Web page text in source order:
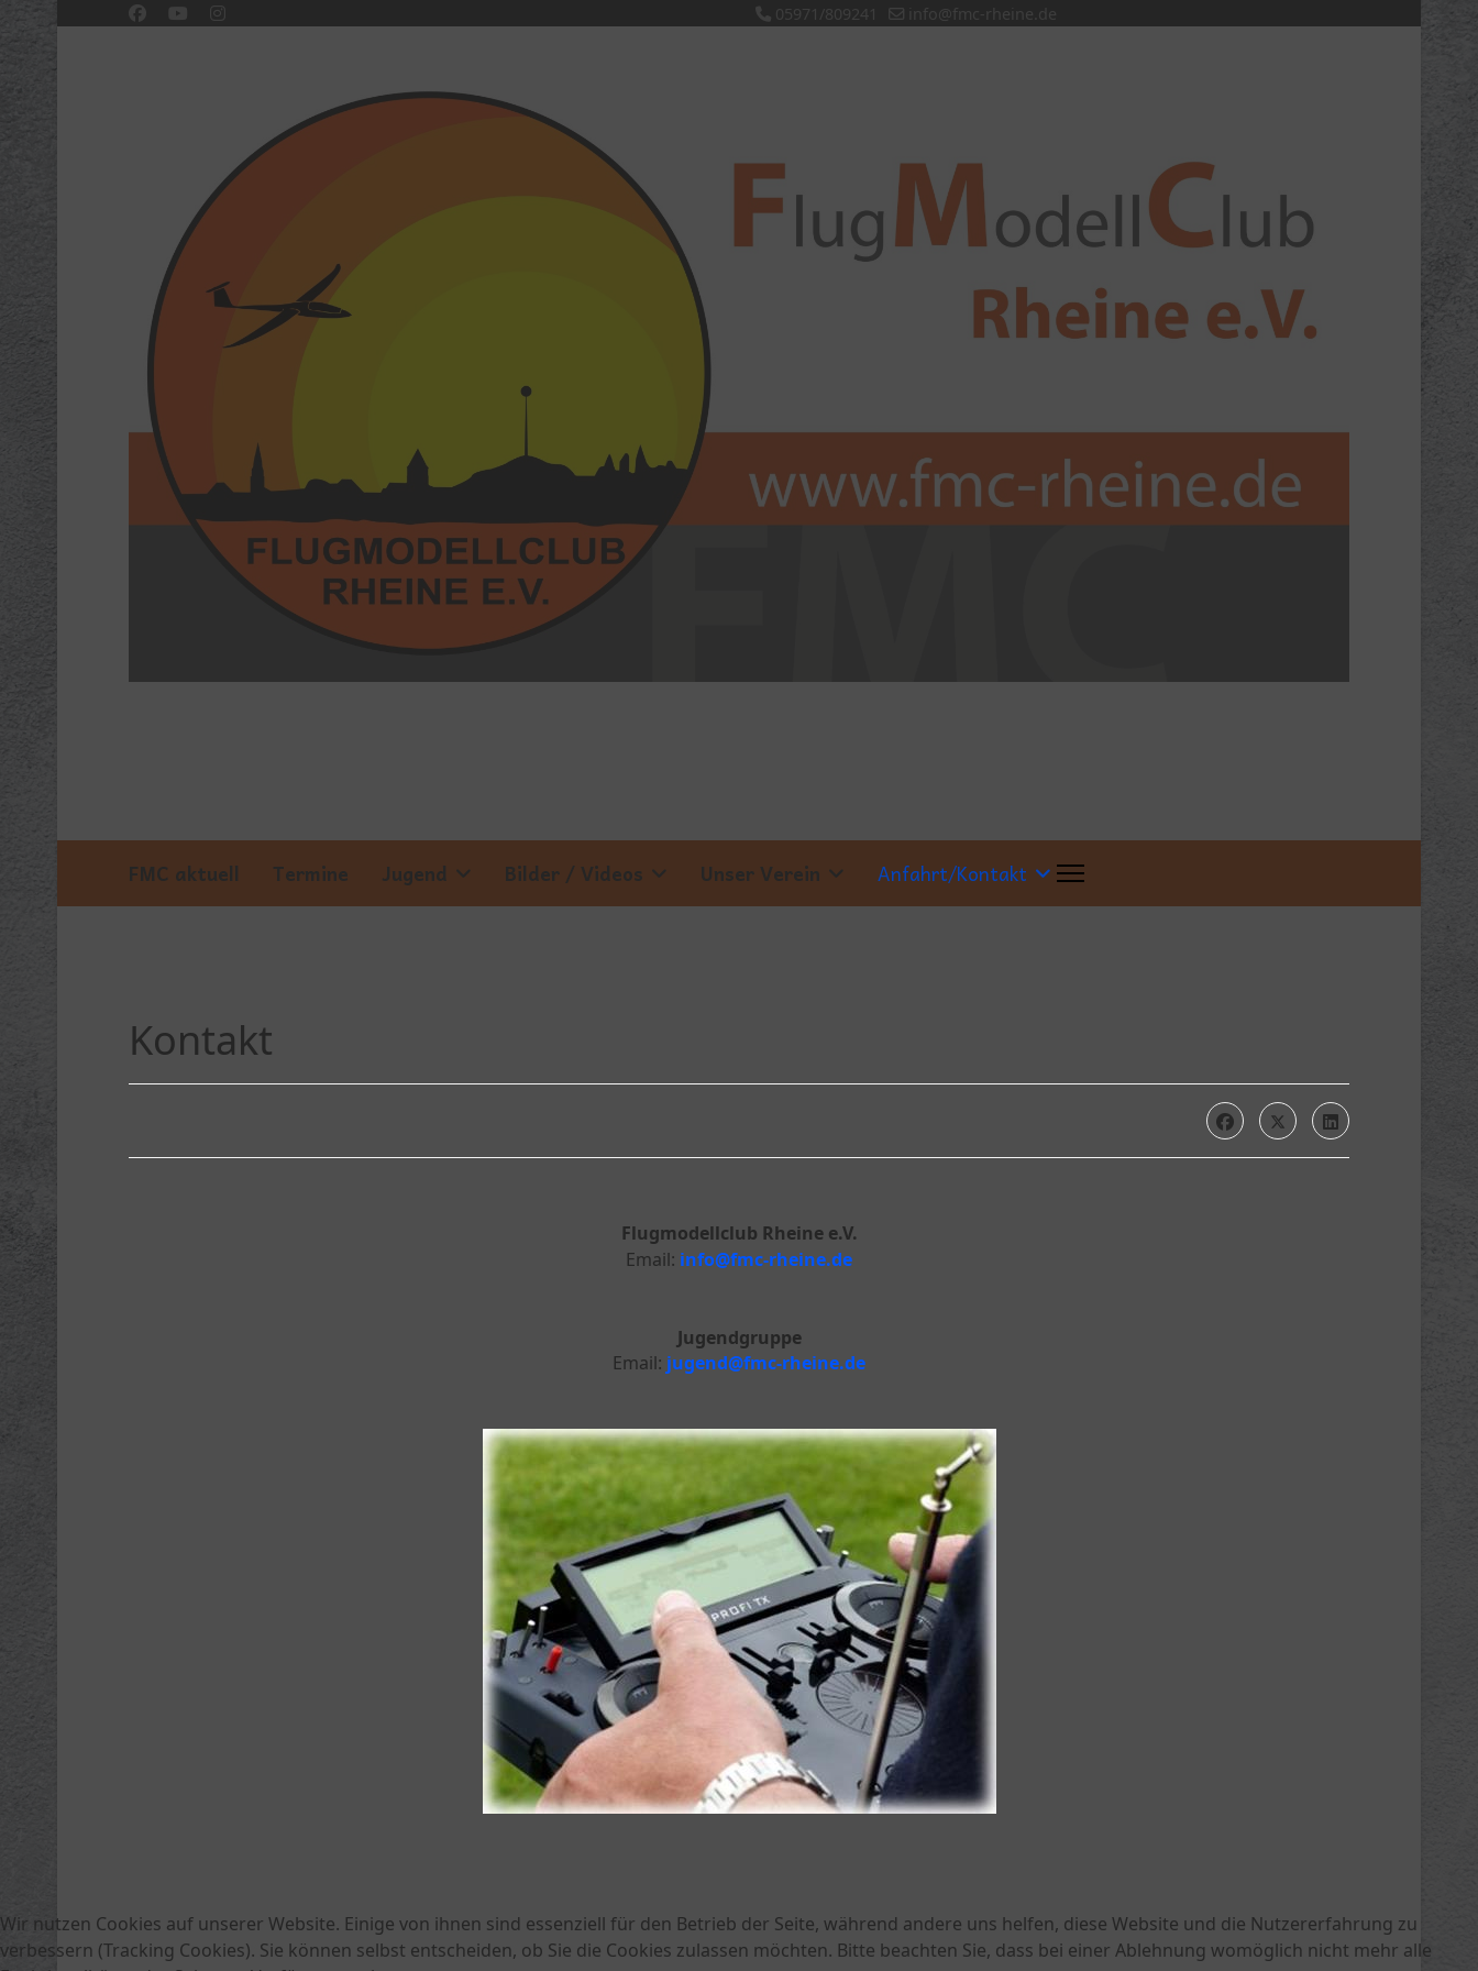
05971/809241 info@fmc-rheine.de
FMC aktuell Termine Jugend Bilder / Videos Unser Verein Anfahrt/Kontakt
Kontakt
Flugmodellclub Rheine e.V.
Email: info@fmc-rheine.de
Jugendgruppe
Email: jugend@fmc-rheine.de
Wir nutzen Cookies auf unserer Website. Einige von ihnen sind essenziell für den Betrieb der Seite, während andere uns helfen, diese Website und die Nutzererfahrung zu
verbessern (Tracking Cookies). Sie können selbst entscheiden, ob Sie die Cookies zulassen möchten. Bitte beachten Sie, dass bei einer Ablehnung womöglich nicht mehr alle